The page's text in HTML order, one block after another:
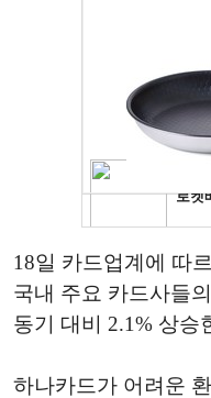
18일 카드업계에 따
국내 주요 카드사들
동기 대비 2.1% 상승
하나카드가 어려운